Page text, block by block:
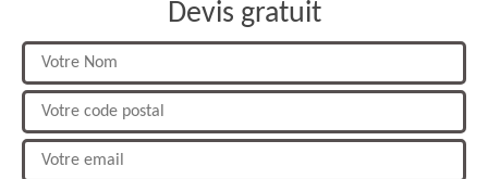
Devis gratuit